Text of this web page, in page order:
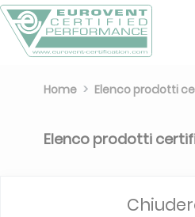
Home Elenco prodotti
Elenco prodotti